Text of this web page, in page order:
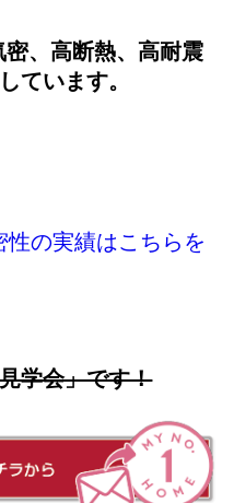
、高断熱、高耐震
ています。
性の実績はこちらを
学会」です！